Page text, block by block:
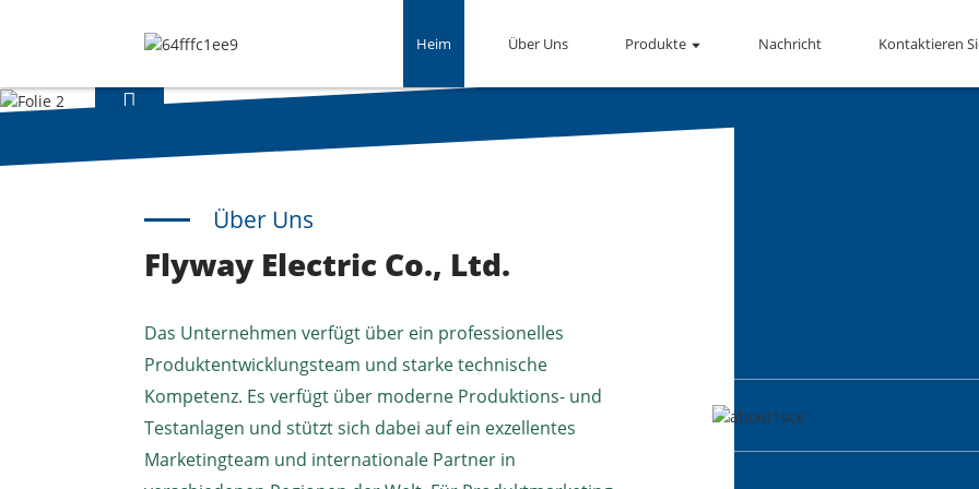
Heim Über Uns Produkte Nachricht Kontaktieren
Über Uns
Flyway Electric Co., Ltd.
Das Unternehmen verfügt über ein professionelles
Produktentwicklungsteam und starke technische
Kompetenz. Es verfügt über moderne Produktions- und
Testanlagen und stützt sich dabei auf ein exzellentes
Marketingteam und internationale Partner in